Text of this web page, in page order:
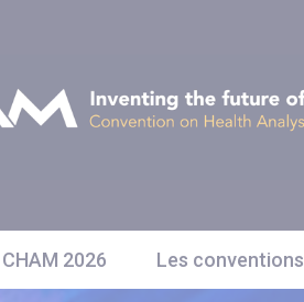
CHAM 2026 Les conventions